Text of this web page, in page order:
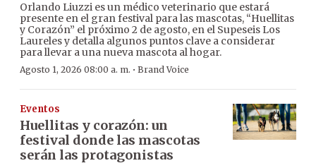
Orlando Liuzzi es un médico veterinario que estará
presente en el gran festival para las mascotas, “Huellitas
y Corazón” el próximo 2 de agosto, en el Supeseis Los
Laureles y detalla algunos puntos clave a considerar
para llevar a una nueva mascota al hogar.
Agosto 1, 2026 08:00 a. m. · Brand Voice
Eventos
Huellitas y corazón: un
festival donde las mascotas
serán las protagonistas